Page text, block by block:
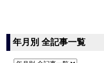
年月別 全記事一覧